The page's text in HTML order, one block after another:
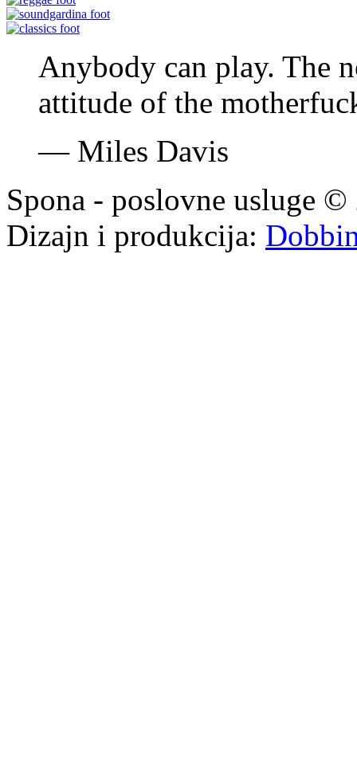
Anybody can play. The
attitude of the
—Miles Davis
Spona - poslovne usluge
Dizajn i produkcija: